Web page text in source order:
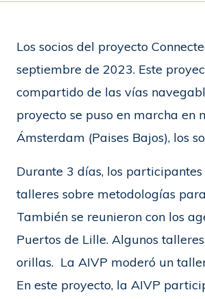
Los socios del proyecto
septiembre de 2023. Este
compartido de las vías
proyecto se puso en marcha
Ámsterdam (Paises Bajos), los
Durante 3 días, los
talleres sobre metodologías
También se reunieron con los
Puertos de Lille. Algunos
orillas. La AIVP moderó un
En este proyecto, la AIVP